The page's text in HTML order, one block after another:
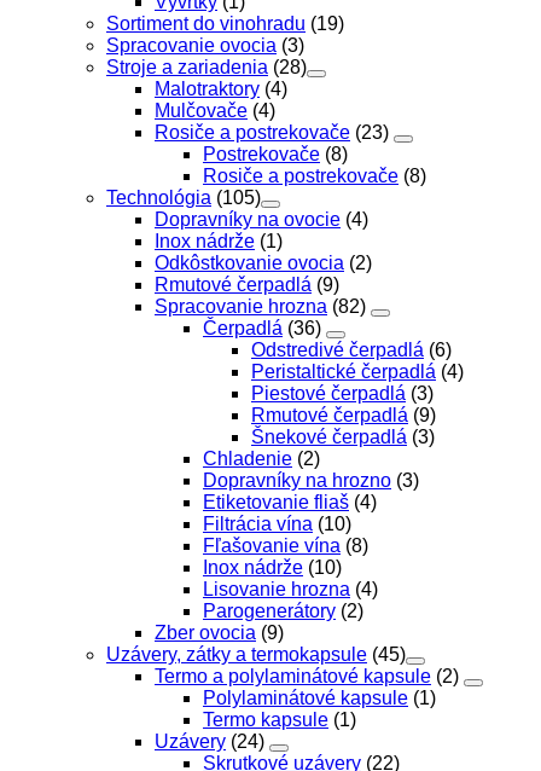
Sortiment do vinohradu (19)
Spracovanie ovocia (3)
Stroje a zariadenia (28)
Malotraktory (4)
Mulčovače (4)
Rosiče a postrekovače (23)
Postrekovače (8)
Rosiče a postrekovače (8)
Technológia (105)
Dopravníky na ovocie (4)
Inox nádrže (1)
Odkôstkovanie ovocia (2)
Rmutové čerpadlá (9)
Spracovanie hrozna (82)
Čerpadlá (36)
Odstredivé čerpadlá (6)
Peristaltické čerpadlá (4)
Piestové čerpadlá (3)
Rmutové čerpadlá (9)
Šnekové čerpadlá (3)
Chladenie (2)
Dopravníky na hrozno (3)
Etiketovanie fliaš (4)
Filtrácia vína (10)
Fľašovanie vína (8)
Inox nádrže (10)
Lisovanie hrozna (4)
Parogenerátory (2)
Zber ovocia (9)
Uzávery, zátky a termokapsule (45)
Termo a polylaminátové kapsule (2)
Polylaminátové kapsule (1)
Termo kapsule (1)
Uzávery (24)
Skrutkové uzávery (22)